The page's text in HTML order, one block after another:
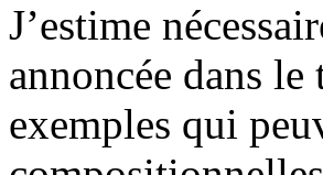
J’estime
annoncée dans
exemples qui